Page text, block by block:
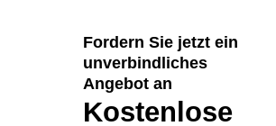
Fordern Sie jetzt ein
unverbindliches
Angebot an
Kostenlose